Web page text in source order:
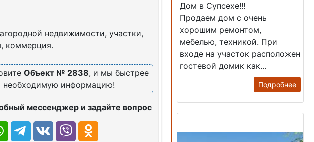
недвижимости, участки,
коммерция.
Объект № 2838, и мы быстрее
необходимую информацию!
мессенджер и задайте вопрос
Дом в Супсехе!!!
Продаем дом с очень
хорошим ремонтом,
мебелью, техникой. При
входе на участок расположен
гостевой домик как...
Подробнее